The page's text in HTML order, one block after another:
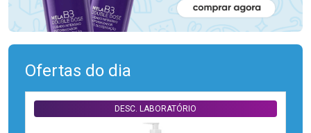
Ofertas do dia
DESC. LABORATÓRIO